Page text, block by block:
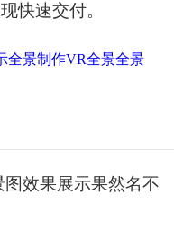
快速交付。
全景制作VR全景全景
效果展示果然名不